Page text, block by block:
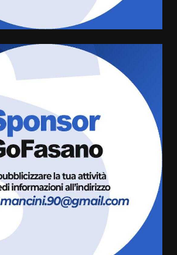
assoluta de “L’Albergo
Belvedere. Il rapimento”
6 Agosto 2026 06:15
Serie D, l’Us Fasano è escluso
dal campionato
5 Agosto 2026 17:30
Truffatori in azione nelle
frazioni fasanesi
5 Agosto 2026 11:03